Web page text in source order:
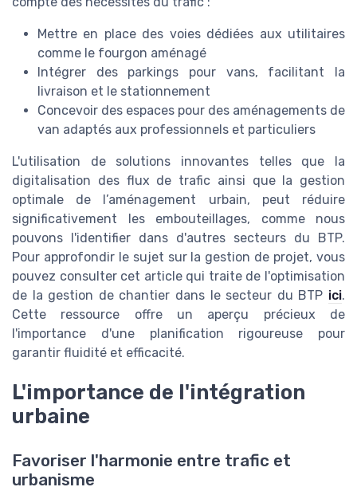
Mettre en place des voies dédiées aux utilitaires
comme le fourgon aménagé
Intégrer des parkings pour vans, facilitant la
livraison et le stationnement
Concevoir des espaces pour des aménagements de
van adaptés aux professionnels et particuliers
L'utilisation de solutions innovantes telles que la
digitalisation des flux de trafic ainsi que la gestion
optimale de l’aménagement urbain, peut réduire
significativement les embouteillages, comme nous
pouvons l'identifier dans d'autres secteurs du BTP.
Pour approfondir le sujet sur la gestion de projet, vous
pouvez consulter cet article qui traite de l'optimisation
de la gestion de chantier dans le secteur du BTP ici.
Cette ressource offre un aperçu précieux de
l'importance d'une planification rigoureuse pour
garantir fluidité et efficacité.
L'importance de l'intégration
urbaine
Favoriser l'harmonie entre trafic et
urbanisme